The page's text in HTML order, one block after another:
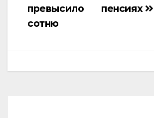
пенсиях
превысило
сотню